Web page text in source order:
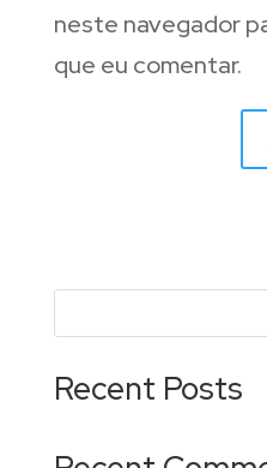
neste navegador
que eu comentar.
Recent Posts